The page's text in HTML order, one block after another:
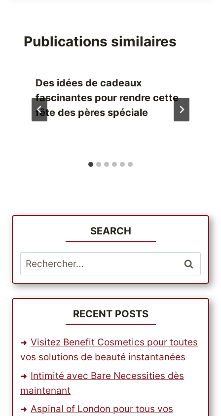
Publications similaires
Des idées de cadeaux
fascinantes pour rendre cette
fête des pères spéciale
SEARCH
Rechercher :
RECENT POSTS
Visitez Benefit Cosmetics pour toutes
vos solutions de beauté instantanées
Intimité avec Bare Necessities dès
maintenant
Aspinal of London pour tous vos